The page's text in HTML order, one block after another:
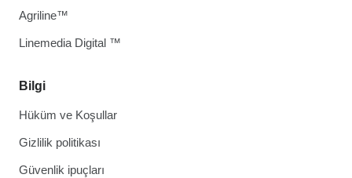
Bilgi
Hüküm ve Koşullar
Gizlilik politikası
Güvenlik ipuçları
Agriline™
Linemedia Digital ™